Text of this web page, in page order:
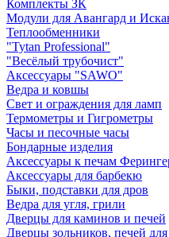
Комплекты ЗК
Модули для Авангард и
Теплообменники
"Tytan Professional"
"Весёлый трубочист"
Аксессуары "SAWO"
Ведра и ковшы
Свет и ограждения для ламп
Термометры и Гигрометры
Часы и песочные часы
Бондарные изделия
Аксессуары к печам
Аксессуары для барбекю
Быки, подставки для дров
Ведра для угля, грили
Дверцы для каминов и печей
Дверцы зольников, печей